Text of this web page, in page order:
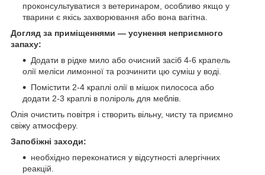
проконсультуватися з ветеринаром, особливо якщо у
тварини є якісь захворювання або вона вагітна.
Догляд за приміщеннями — усунення неприємного
запаху:
Додати в рідке мило або очисний засіб 4-6 крапель
олії меліси лимонної та розчинити цю суміш у воді.
Помістити 2-4 краплі олії в мішок пилососа або
додати 2-3 краплі в поліроль для меблів.
Олія очистить повітря і створить вільну, чисту та приємно
свіжу атмосферу.
Запобіжні заходи:
необхідно переконатися у відсутності алергічних
реакцій.